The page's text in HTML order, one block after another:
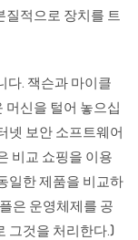
질적으로 장치를 트
다. 잭슨과 마이클
머신을 털어 놓으십
넷 보안 소프트웨어
비교 쇼핑을 이용
일한 제품을 비교하
은 운영체제를 공
그것을 처리한다.)